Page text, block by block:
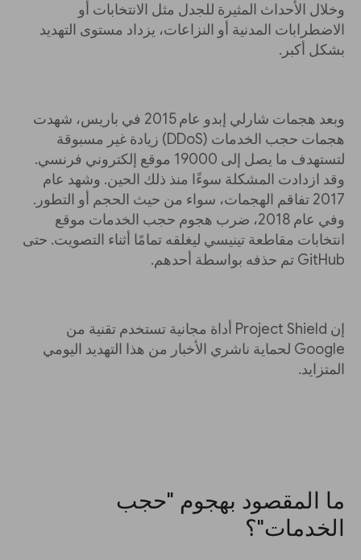
وخلال الأحداث المثيرة للجدل مثل الانتخابات أو
الاضطرابات المدنية أو النزاعات، يزداد مستوى التهديد
بشكل أكبر.
وبعد هجمات شارلي إبدو عام 2015 في باريس، شهدت
هجمات حجب الخدمات (DDoS) زيادة غير مسبوقة
لتستهدف ما يصل إلى 19000 موقع إلكتروني فرنسي.
وقد ازدادت المشكلة سوءًا منذ ذلك الحين. وشهد عام
2017 تفاقم الهجمات، سواء من حيث الحجم أو التطور.
وفي عام 2018، ضرب هجوم حجب الخدمات موقع
انتخابات مقاطعة تينيسي ليغلقه تمامًا أثناء التصويت. حتى
GitHub تم حذفه بواسطة أحدهم.
إن Project Shield أداة مجانية تستخدم تقنية من
Google لحماية ناشري الأخبار من هذا التهديد اليومي
المتزايد.
ما المقصود بهجوم "حجب
الخدمات"؟